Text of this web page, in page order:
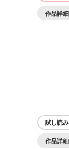
作品詳細
試し読み
作品詳細